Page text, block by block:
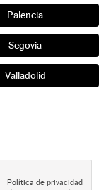
Palencia
Segovia
Valladolid
Política de privacidad